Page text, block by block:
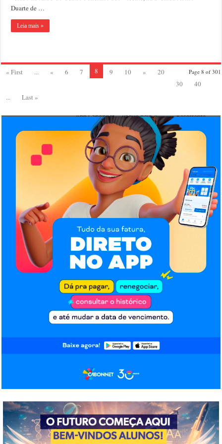
Duarte de …
Leia mais »
Page 8 of 301
« First ... « 6 7 8 9 10 »
20
30
40
...
Last »